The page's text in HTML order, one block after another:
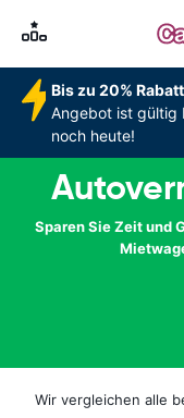
Bis zu 20%
Angebot ist gültig
noch heute!
Sparen Sie Zeit und
Wir vergleichen alle